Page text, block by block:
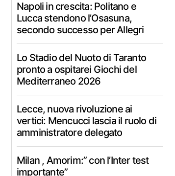
Napoli in crescita: Politano e
Lucca stendono l’Osasuna,
secondo successo per Allegri
Lo Stadio del Nuoto di Taranto
pronto a ospitarei Giochi del
Mediterraneo 2026
Lecce, nuova rivoluzione ai
vertici: Mencucci lascia il ruolo di
amministratore delegato
Milan , Amorim:” con l’Inter test
importante”